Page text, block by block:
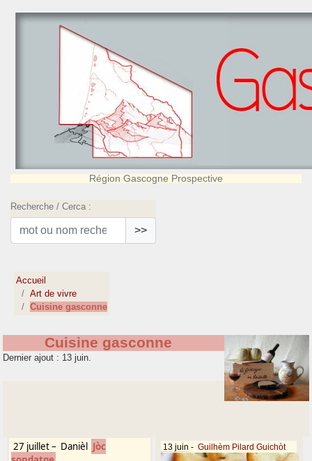
Région Gascogne Prospective
Recherche / Cerca :
>>
Accueil
Art de vivre
Cuisine gasconne
Cuisine gasconne
Dernier ajout : 13 juin.
27 juillet– Danièl Jòc
13 juin - Guilhèm Pilard Guichòt